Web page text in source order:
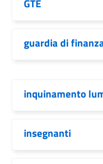
GTE
guardia di
inquinamento
insegnanti